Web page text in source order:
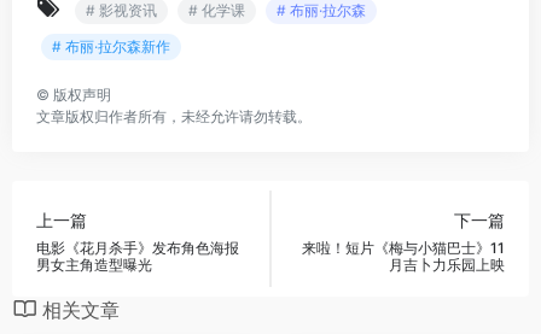
# 影视资讯 # 化学课
# 布丽·拉尔森
# 布丽·拉尔森新作
© 版权声明
文章版权归作者所有，未经允许请勿转载。
上一篇
电影《花月杀手》发布角色海报
男女主角造型曝光
下一篇
来啦！短片《梅与小猫巴士》11
月吉卜力乐园上映
相关文章